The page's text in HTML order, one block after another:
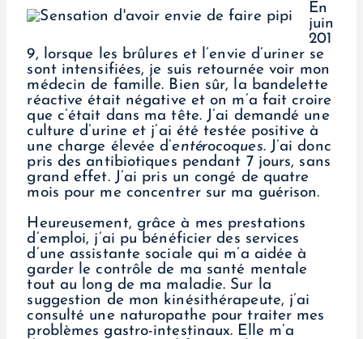
En
juin
201
9, lorsque les brûlures et l’envie d’uriner se
sont intensifiées, je suis retournée voir mon
médecin de famille. Bien sûr, la bandelette
réactive était négative et on m’a fait croire
que c’était dans ma tête. J’ai demandé une
culture d’urine et j’ai été testée positive à
une charge élevée d’entérocoques. J’ai donc
pris des antibiotiques pendant 7 jours, sans
grand effet. J’ai pris un congé de quatre
mois pour me concentrer sur ma guérison.
Heureusement, grâce à mes prestations
d’emploi, j’ai pu bénéficier des services
d’une assistante sociale qui m’a aidée à
garder le contrôle de ma santé mentale
tout au long de ma maladie. Sur la
suggestion de mon kinésithérapeute, j’ai
consulté une naturopathe pour traiter mes
problèmes gastro-intestinaux. Elle m’a